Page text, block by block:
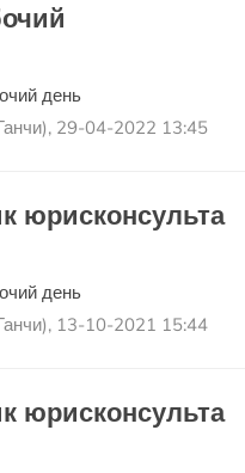
день
29-04-2022 13:45
юрисконсульта
день
13-10-2021 15:44
юрисконсульта